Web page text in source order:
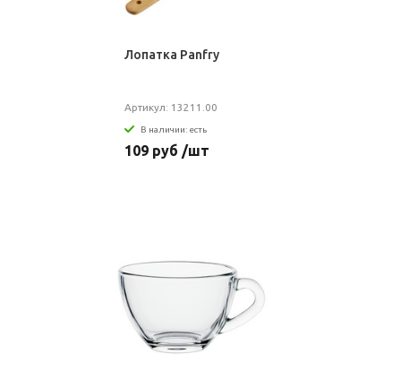
Лопатка Panfry
Артикул: 13211.00
В наличии: есть
109 руб /шт